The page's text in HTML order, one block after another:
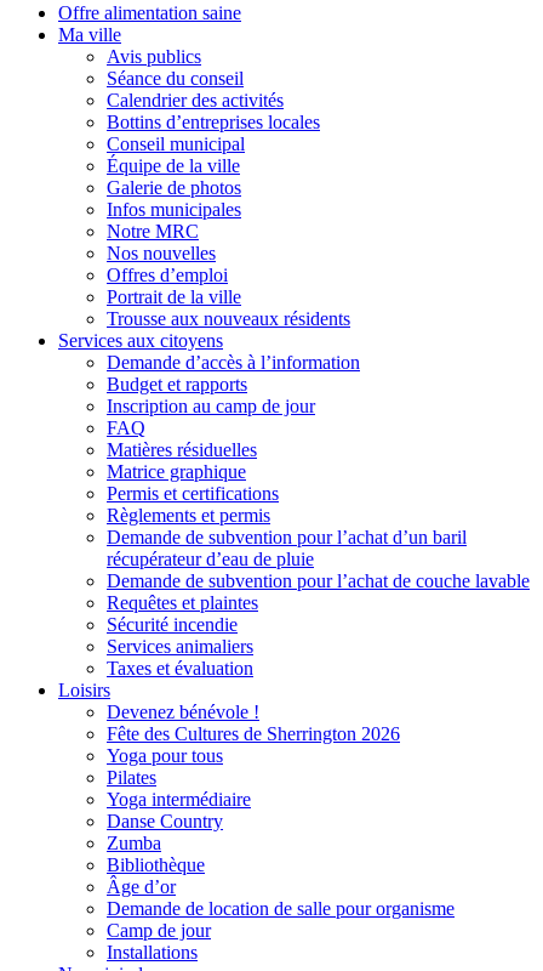
Offre alimentation saine
Ma ville
Avis publics
Séance du conseil
Calendrier des activités
Bottins d’entreprises locales
Conseil municipal
Équipe de la ville
Galerie de photos
Infos municipales
Notre MRC
Nos nouvelles
Offres d’emploi
Portrait de la ville
Trousse aux nouveaux résidents
Services aux citoyens
Demande d’accès à l’information
Budget et rapports
Inscription au camp de jour
FAQ
Matières résiduelles
Matrice graphique
Permis et certifications
Règlements et permis
Demande de subvention pour l’achat d’un baril
récupérateur d’eau de pluie
Demande de subvention pour l’achat de couche lavable
Requêtes et plaintes
Sécurité incendie
Services animaliers
Taxes et évaluation
Loisirs
Devenez bénévole !
Fête des Cultures de Sherrington 2026
Yoga pour tous
Pilates
Yoga intermédiaire
Danse Country
Zumba
Bibliothèque
Âge d’or
Demande de location de salle pour organisme
Camp de jour
Installations